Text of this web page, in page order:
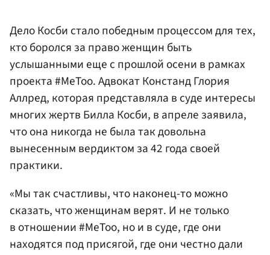
Дело Косби стало победным процессом для тех,
кто боролся за право женщин быть
услышанными еще с прошлой осени в рамках
проекта #MeToo. Адвокат Констанд Глория
Аллред, которая представляла в суде интересы
многих жертв Билла Косби, в апреле заявила,
что она никогда не была так довольна
вынесенным вердиктом за 42 года своей
практики.
«Мы так счастливы, что наконец-то можно
сказать, что женщинам верят. И не только
в отношении #MeToo, но и в суде, где они
находятся под присягой, где они честно дали